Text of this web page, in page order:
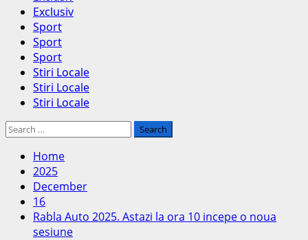
Exclusiv
Sport
Sport
Sport
Stiri Locale
Stiri Locale
Stiri Locale
Search
Home
2025
December
16
Rabla Auto 2025. Astazi la ora 10 incepe o noua
sesiune